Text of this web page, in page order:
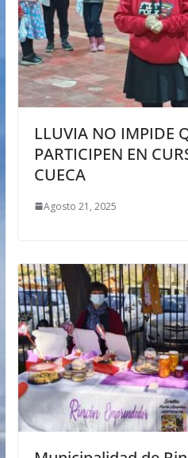
LLUVIA NO IMPIDE
PARTICIPEN EN
CUECA
Agosto 21, 2025